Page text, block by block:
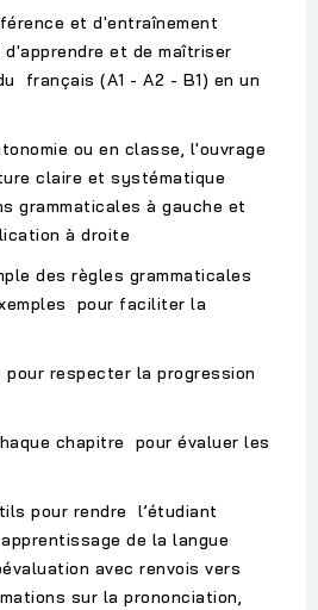
et d'entraînement
et de maîtriser
français (A1 - A2 - B1) en un
ou en classe, l'ouvrage
claire et systématique
grammaticales à gauche et
à droite
des règles grammaticales
pour faciliter la
respecter la progression
chapitre pour évaluer les
pour rendre l’étudiant
de la langue
avec renvois vers
sur la prononciation,